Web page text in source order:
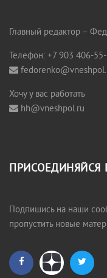
Главный редактор –
Телефон: +7 903 406-
Хочу у вас работать
hh@vneshpol.ru
ПРИСОЕДИНЯЙСЯ
Подпишись на наши
пропустить новые